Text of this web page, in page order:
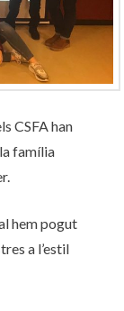
CSFA han
família
hem pogut
a l’estil